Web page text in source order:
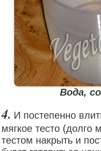
Вода,
И постепенно
мягкое тесто (долго
тестом накрыть и